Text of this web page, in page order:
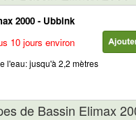
2000 - Ubbink
10 jours environ
l'eau: jusqu'à 2,2 mètres
de Bassin Elimax